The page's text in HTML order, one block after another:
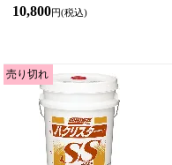
10,800円(税込)
売り切れ